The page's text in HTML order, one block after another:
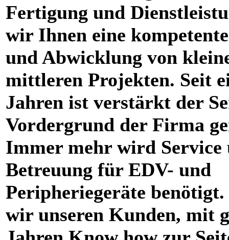
Fertigung und
wir Ihnen eine
und Abwicklung von
mittleren Projekten. Seit
Jahren ist verstärkt der
Vordergrund der Firma
Immer mehr wird Service
Betreuung für EDV- und
Peripheriegeräte
wir unseren Kunden, mit